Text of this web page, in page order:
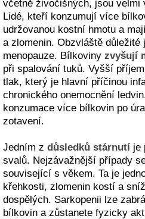
včetně živočišných, jsou velmi
Lidé, kteří konzumují více
udržovanou kostní hmotu a
a zlomenin. Obzvláště důležité
menopauze. Bílkoviny zvyšují
při spalování tuků. Vyšší
tlak, který je hlavní příčinou
chronického onemocnění
konzumace více bílkovin po
zotavení.
Jedním z důsledků stárnutí je
svalů. Nejzávažnější případy
související s věkem. Ta je
křehkosti, zlomenin kostí a
dospělých. Sarkopenii lze
bílkovin a zůstanete fyzicky